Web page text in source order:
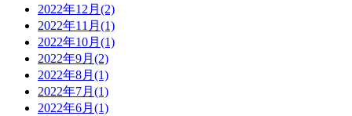
2022年12月(2)
2022年11月(1)
2022年10月(1)
2022年9月(2)
2022年8月(1)
2022年7月(1)
2022年6月(1)